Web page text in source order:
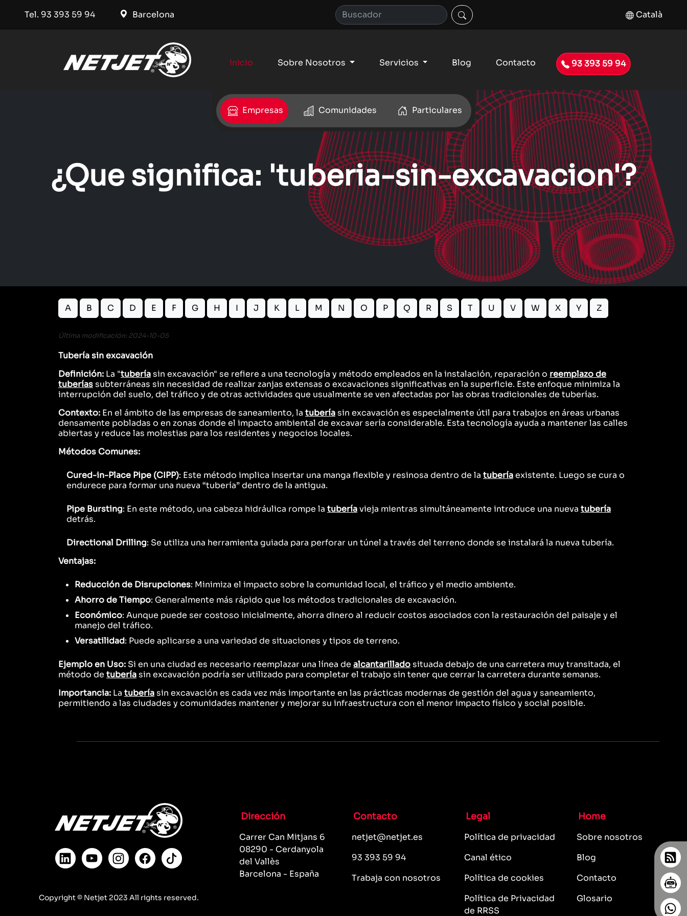
Tel. 93 393 59 94 Barcelona Català
Inicio Sobre Nosotros Servicios Blog Contacto 93 393 59 94
Empresas Comunidades Particulares
¿Que significa: 'tuberia-sin-excavacion'?
A B C D E F G H I J K L M N O P Q R S T U V W X Y Z
Última modificación: 2024-10-05
Tubería sin excavación
Definición: La "tuberíasin excavación" se refiere a una tecnología y método empleados en la instalación, reparación o reemplazo de
tuberíassubterráneas sin necesidad de realizar zanjas extensas o excavaciones significativas en la superficie. Este enfoque minimiza la
interrupción del suelo, del tráfico y de otras actividades que usualmente se ven afectadas por las obras tradicionales de tuberías.
Contexto: En el ámbito de las empresas de saneamiento, la tuberíasin excavación es especialmente útil para trabajos en áreas urbanas
densamente pobladas o en zonas donde el impacto ambiental de excavar sería considerable. Esta tecnología ayuda a mantener las calles
abiertas y reduce las molestias para los residentes y negocios locales.
Métodos Comunes:
Cured-in-Place Pipe (CIPP): Este método implica insertar una manga flexible y resinosa dentro de la tuberíaexistente. Luego se cura o
endurece para formar una nueva “tubería” dentro de la antigua.
Pipe Bursting: En este método, una cabeza hidráulica rompe la tuberíavieja mientras simultáneamente introduce una nueva tubería
detrás.
Directional Drilling: Se utiliza una herramienta guiada para perforar un túnel a través del terreno donde se instalará la nueva tubería.
Ventajas:
Reducción de Disrupciones: Minimiza el impacto sobre la comunidad local, el tráfico y el medio ambiente.
Ahorro de Tiempo: Generalmente más rápido que los métodos tradicionales de excavación.
Económico: Aunque puede ser costoso inicialmente, ahorra dinero al reducir costos asociados con la restauración del paisaje y el
manejo del tráfico.
Versatilidad: Puede aplicarse a una variedad de situaciones y tipos de terreno.
Ejemplo en Uso: Si en una ciudad es necesario reemplazar una línea de alcantarilladosituada debajo de una carretera muy transitada, el
método de tuberíasin excavación podría ser utilizado para completar el trabajo sin tener que cerrar la carretera durante semanas.
Importancia: La tuberíasin excavación es cada vez más importante en las prácticas modernas de gestión del agua y saneamiento,
permitiendo a las ciudades y comunidades mantener y mejorar su infraestructura con el menor impacto físico y social posible.
Copyright © Netjet 2023 All rights reserved.
Dirección
Carrer Can Mitjans 6
08290 - Cerdanyola
del Vallès
Barcelona - España
Contacto
netjet@netjet.es
93 393 59 94
Trabaja con nosotros
Legal
Política de privacidad
Canal ético
Política de cookies
Política de Privacidad
de RRSS
Home
Sobre nosotros
Blog
Contacto
Glosario